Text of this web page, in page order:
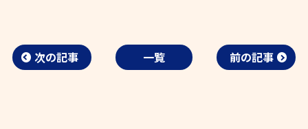
次の記事 一覧 前の記事